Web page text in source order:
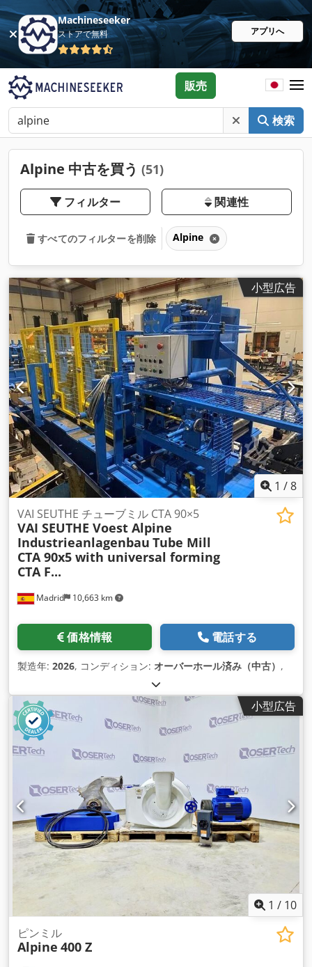
Machineseeker
ストアで無料 アプリへ
検索
販売
Alpine 中古を買う (51)
フィルター 関連性
すべてのフィルターを削除 Alpine
小型広告
1 /8
Madrid 10,663 km
VAI SEUTHE チューブミル CTA 90×5
VAI SEUTHE Voest Alpine
Industrieanlagenbau Tube Mill
CTA 90x5 with universal forming
CTA F...
価格情報 電話する
製造年: 2026, コンディション: オーバーホール済み（中古） ,
小型広告
1 / 10
ピンミル
Alpine 400 Z